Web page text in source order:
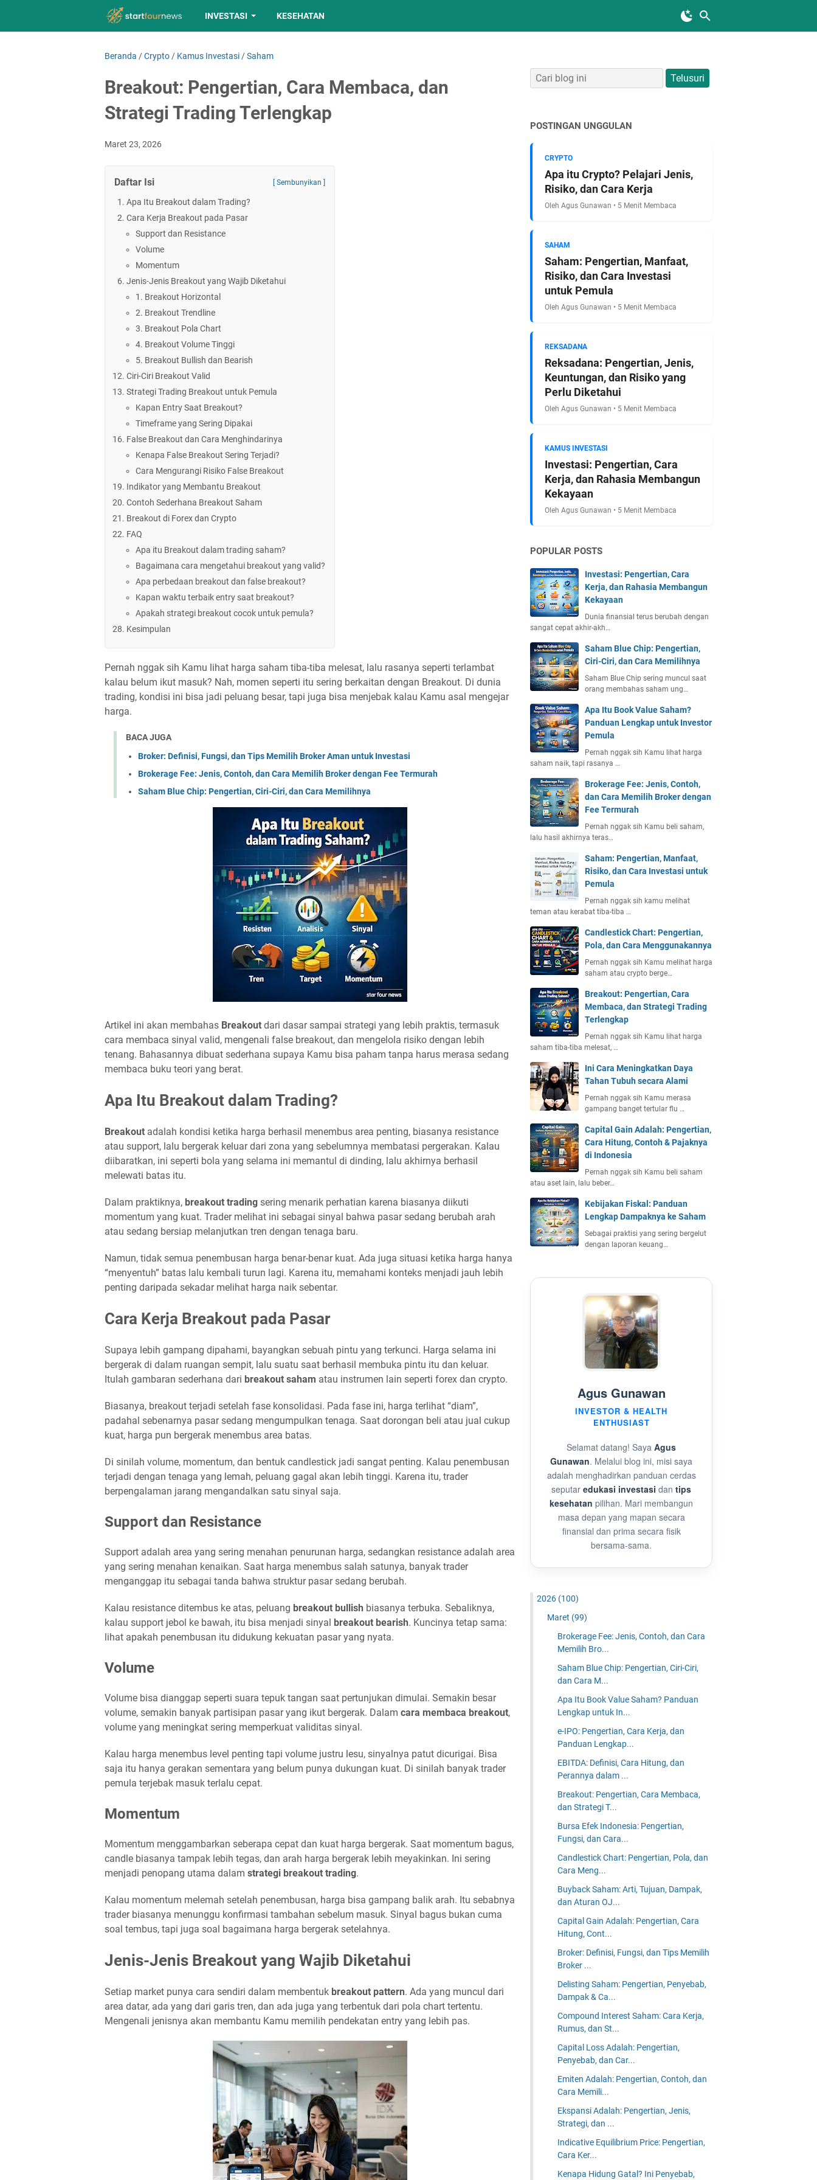
INVESTASI KESEHATAN
Beranda /Crypto / Kamus Investasi /Saham
Breakout: Pengertian, Cara Membaca, dan
Strategi Trading Terlengkap
Maret 23, 2026
Daftar Isi [ Sembunyikan ]
Apa Itu Breakout dalam Trading?
Cara Kerja Breakout pada Pasar
Support dan Resistance
Volume
Momentum
Jenis-Jenis Breakout yang Wajib Diketahui
1. Breakout Horizontal
2. Breakout Trendline
3. Breakout Pola Chart
4. Breakout Volume Tinggi
5. Breakout Bullish dan Bearish
Ciri-Ciri Breakout Valid
Strategi Trading Breakout untuk Pemula
Kapan Entry Saat Breakout?
Timeframe yang Sering Dipakai
False Breakout dan Cara Menghindarinya
Kenapa False Breakout Sering Terjadi?
Cara Mengurangi Risiko False Breakout
Indikator yang Membantu Breakout
Contoh Sederhana Breakout Saham
Breakout di Forex dan Crypto
FAQ
Apa itu Breakout dalam trading saham?
Bagaimana cara mengetahui breakout yang valid?
Apa perbedaan breakout dan false breakout?
Kapan waktu terbaik entry saat breakout?
Apakah strategi breakout cocok untuk pemula?
Kesimpulan
Pernah nggak sih Kamu lihat harga saham tiba-tiba melesat, lalu rasanya seperti terlambat
kalau belum ikut masuk? Nah, momen seperti itu sering berkaitan dengan Breakout. Di dunia
trading, kondisi ini bisa jadi peluang besar, tapi juga bisa menjebak kalau Kamu asal mengejar
harga.
BACA JUGA
Broker: Definisi, Fungsi, dan Tips Memilih Broker Aman untuk Investasi
Brokerage Fee: Jenis, Contoh, dan Cara Memilih Broker dengan Fee Termurah
Saham Blue Chip: Pengertian, Ciri-Ciri, dan Cara Memilihnya
Artikel ini akan membahas Breakout dari dasar sampai strategi yang lebih praktis, termasuk
cara membaca sinyal valid, mengenali false breakout, dan mengelola risiko dengan lebih
tenang. Bahasannya dibuat sederhana supaya Kamu bisa paham tanpa harus merasa sedang
membaca buku teori yang berat.
Apa Itu Breakout dalam Trading?
Breakout adalah kondisi ketika harga berhasil menembus area penting, biasanya resistance
atau support, lalu bergerak keluar dari zona yang sebelumnya membatasi pergerakan. Kalau
diibaratkan, ini seperti bola yang selama ini memantul di dinding, lalu akhirnya berhasil
melewati batas itu.
Dalam praktiknya, breakout trading sering menarik perhatian karena biasanya diikuti
momentum yang kuat. Trader melihat ini sebagai sinyal bahwa pasar sedang berubah arah
atau sedang bersiap melanjutkan tren dengan tenaga baru.
Namun, tidak semua penembusan harga benar-benar kuat. Ada juga situasi ketika harga hanya
“menyentuh” batas lalu kembali turun lagi. Karena itu, memahami konteks menjadi jauh lebih
penting daripada sekadar melihat harga naik sebentar.
Cara Kerja Breakout pada Pasar
Supaya lebih gampang dipahami, bayangkan sebuah pintu yang terkunci. Harga selama ini
bergerak di dalam ruangan sempit, lalu suatu saat berhasil membuka pintu itu dan keluar.
Itulah gambaran sederhana dari breakout saham atau instrumen lain seperti forex dan crypto.
Biasanya, breakout terjadi setelah fase konsolidasi. Pada fase ini, harga terlihat “diam”,
padahal sebenarnya pasar sedang mengumpulkan tenaga. Saat dorongan beli atau jual cukup
kuat, harga pun bergerak menembus area batas.
Di sinilah volume, momentum, dan bentuk candlestick jadi sangat penting. Kalau penembusan
terjadi dengan tenaga yang lemah, peluang gagal akan lebih tinggi. Karena itu, trader
berpengalaman jarang mengandalkan satu sinyal saja.
Support dan Resistance
Support adalah area yang sering menahan penurunan harga, sedangkan resistance adalah area
yang sering menahan kenaikan. Saat harga menembus salah satunya, banyak trader
menganggap itu sebagai tanda bahwa struktur pasar sedang berubah.
Kalau resistance ditembus ke atas, peluang breakout bullish biasanya terbuka. Sebaliknya,
kalau support jebol ke bawah, itu bisa menjadi sinyal breakout bearish. Kuncinya tetap sama:
lihat apakah penembusan itu didukung kekuatan pasar yang nyata.
Volume
Volume bisa dianggap seperti suara tepuk tangan saat pertunjukan dimulai. Semakin besar
volume, semakin banyak partisipan pasar yang ikut bergerak. Dalam cara membaca breakout,
volume yang meningkat sering memperkuat validitas sinyal.
Kalau harga menembus level penting tapi volume justru lesu, sinyalnya patut dicurigai. Bisa
saja itu hanya gerakan sementara yang belum punya dukungan kuat. Di sinilah banyak trader
pemula terjebak masuk terlalu cepat.
Momentum
Momentum menggambarkan seberapa cepat dan kuat harga bergerak. Saat momentum bagus,
candle biasanya tampak lebih tegas, dan arah harga bergerak lebih meyakinkan. Ini sering
menjadi penopang utama dalam strategi breakout trading.
Kalau momentum melemah setelah penembusan, harga bisa gampang balik arah. Itu sebabnya
trader biasanya menunggu konfirmasi tambahan sebelum masuk. Sinyal bagus bukan cuma
soal tembus, tapi juga soal bagaimana harga bergerak setelahnya.
Jenis-Jenis Breakout yang Wajib Diketahui
Setiap market punya cara sendiri dalam membentuk breakout pattern. Ada yang muncul dari
area datar, ada yang dari garis tren, dan ada juga yang terbentuk dari pola chart tertentu.
Mengenali jenisnya akan membantu Kamu memilih pendekatan entry yang lebih pas.
POSTINGAN UNGGULAN
CRYPTO
Apa itu Crypto? Pelajari Jenis,
Risiko, dan Cara Kerja
Oleh Agus Gunawan • 5 Menit Membaca
SAHAM
Saham: Pengertian, Manfaat,
Risiko, dan Cara Investasi
untuk Pemula
Oleh Agus Gunawan • 5 Menit Membaca
REKSADANA
Reksadana: Pengertian, Jenis,
Keuntungan, dan Risiko yang
Perlu Diketahui
Oleh Agus Gunawan • 5 Menit Membaca
KAMUS INVESTASI
Investasi: Pengertian, Cara
Kerja, dan Rahasia Membangun
Kekayaan
Oleh Agus Gunawan • 5 Menit Membaca
POPULAR POSTS
Investasi: Pengertian, Cara
Kerja, dan Rahasia Membangun
Kekayaan
Dunia finansial terus berubah dengan
sangat cepat akhir-akh…
Saham Blue Chip: Pengertian,
Ciri-Ciri, dan Cara Memilihnya
Saham Blue Chip sering muncul saat
orang membahas saham ung…
Apa Itu Book Value Saham?
Panduan Lengkap untuk Investor
Pemula
Pernah nggak sih Kamu lihat harga
saham naik, tapi rasanya …
Brokerage Fee: Jenis, Contoh,
dan Cara Memilih Broker dengan
Fee Termurah
Pernah nggak sih Kamu beli saham,
lalu hasil akhirnya teras…
Saham: Pengertian, Manfaat,
Risiko, dan Cara Investasi untuk
Pemula
Pernah nggak sih kamu melihat
teman atau kerabat tiba-tiba …
Candlestick Chart: Pengertian,
Pola, dan Cara Menggunakannya
Pernah nggak sih Kamu melihat harga
saham atau crypto berge…
Breakout: Pengertian, Cara
Membaca, dan Strategi Trading
Terlengkap
Pernah nggak sih Kamu lihat harga
saham tiba-tiba melesat, …
Ini Cara Meningkatkan Daya
Tahan Tubuh secara Alami
Pernah nggak sih Kamu merasa
gampang banget tertular flu …
Capital Gain Adalah: Pengertian,
Cara Hitung, Contoh & Pajaknya
di Indonesia
Pernah nggak sih Kamu beli saham
atau aset lain, lalu beber…
Kebijakan Fiskal: Panduan
Lengkap Dampaknya ke Saham
Sebagai praktisi yang sering bergelut
dengan laporan keuang…
Agus Gunawan
INVESTOR & HEALTH
ENTHUSIAST
Selamat datang! Saya Agus
Gunawan. Melalui blog ini, misi saya
adalah menghadirkan panduan cerdas
seputar edukasi investasi dan tips
kesehatan pilihan. Mari membangun
masa depan yang mapan secara
finansial dan prima secara fisik
bersama-sama.
2026 (100)
Maret (99)
Brokerage Fee: Jenis, Contoh, dan Cara
Memilih Bro...
Saham Blue Chip: Pengertian, Ciri-Ciri,
dan Cara M...
Apa Itu Book Value Saham? Panduan
Lengkap untuk In...
e-IPO: Pengertian, Cara Kerja, dan
Panduan Lengkap...
EBITDA: Definisi, Cara Hitung, dan
Perannya dalam ...
Breakout: Pengertian, Cara Membaca,
dan Strategi T...
Bursa Efek Indonesia: Pengertian,
Fungsi, dan Cara...
Candlestick Chart: Pengertian, Pola, dan
Cara Meng...
Buyback Saham: Arti, Tujuan, Dampak,
dan Aturan OJ...
Capital Gain Adalah: Pengertian, Cara
Hitung, Cont...
Broker: Definisi, Fungsi, dan Tips Memilih
Broker ...
Delisting Saham: Pengertian, Penyebab,
Dampak & Ca...
Compound Interest Saham: Cara Kerja,
Rumus, dan St...
Capital Loss Adalah: Pengertian,
Penyebab, dan Car...
Emiten Adalah: Pengertian, Contoh, dan
Cara Memili...
Ekspansi Adalah: Pengertian, Jenis,
Strategi, dan ...
Indicative Equilibrium Price: Pengertian,
Cara Ker...
Kenapa Hidung Gatal? Ini Penyebab,